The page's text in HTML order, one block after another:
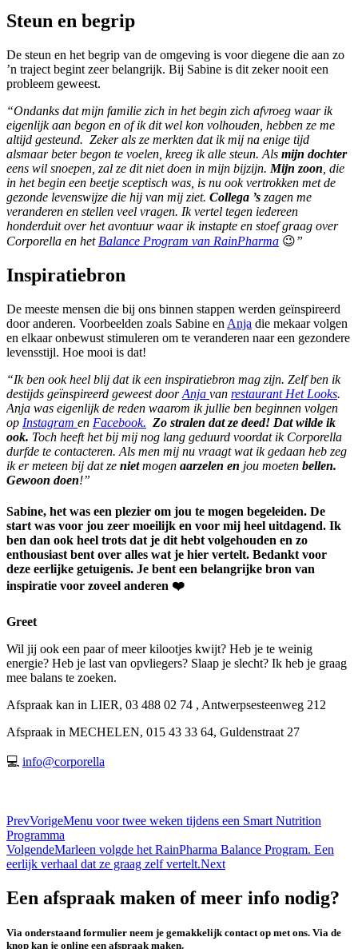
Steun en begrip
De steun en het begrip van de omgeving is voor diegene die aan zo
’n traject begint zeer belangrijk. Bij Sabine is dit zeker nooit een
probleem geweest.
“Ondanks dat mijn familie zich in het begin zich afvroeg waar ik
eigenlijk aan begon en of ik dit wel kon volhouden, hebben ze me
altijd gesteund. Zeker als ze merkten dat ik mij na enige tijd
alsmaar beter begon te voelen, kreeg ik alle steun. Als mijn dochter
eens wil snoepen, zal ze dit niet doen in mijn bijzijn. Mijn zoon , die
in het begin een beetje sceptisch was, is nu ook vertrokken met de
gezonde levenswijze die hij van mij ziet. Collega ’s zagen me
veranderen en stellen veel vragen. Ik vertel tegen iedereen
honderduit over het avontuur waar ik instapte en stoef graag over
Corporella en het Balance Program van RainPharma 😉”
Inspiratiebron
De meeste mensen die bij ons binnen stappen werden geïnspireerd
door anderen. Voorbeelden zoals Sabine en Anja die mekaar volgen
en elkaar onbewust stimuleren om te veranderen naar een gezondere
levensstijl. Hoe mooi is dat!
“Ik ben ook heel blij dat ik een inspiratiebron mag zijn. Zelf ben ik
destijds geïnspireerd geweest doorAnja van restaurant Het Looks.
Anja was eigenlijk de reden waarom ik jullie ben beginnen volgen
op Instagram en Facebook. Zo stralen dat ze deed! Dat wilde ik
ook. Toch heeft het bij mij nog lang geduurd voordat ik Corporella
durfde te contacteren. Als men mij nu vraagt wat ik gedaan heb zeg
ik er meteen bij dat ze nietmogen aarzelen en jou moeten bellen.
Gewoon doen!”
Sabine, het was een plezier om jou te mogen begeleiden. De
start was voor jou zeer moeilijk en voor mij heel uitdagend. Ik
ben dan ook heel trots dat je dit hebt volgehouden en zo
enthousiast bent over alles wat je hier vertelt. Bedankt voor
deze eerlijke getuigenis. Je bent een belangrijke bron van
inspiratie voor zoveel anderen ❤️
Greet
Wil jij ook een paar of meer kilootjes kwijt? Heb je te weinig
energie? Heb je last van opvliegers? Slaap je slecht? Ik heb je graag
mee balans te zoeken.
Afspraak kan in LIER, 03 488 02 74 , Antwerpsesteenweg 212
Afspraak in MECHELEN, 015 43 33 64, Guldenstraat 27
💻 info@corporella
PrevVorigeMenu voor twee weken tijdens een Smart Nutrition
Programma
VolgendeMarleen volgde het RainPharma Balance Program. Een
eerlijk verhaal dat ze graag zelf vertelt.Next
Een afspraak maken of meer info nodig?
Via onderstaand formulier neem je gemakkelijk contact op met ons. Via de
knop kan je online een afspraak maken.